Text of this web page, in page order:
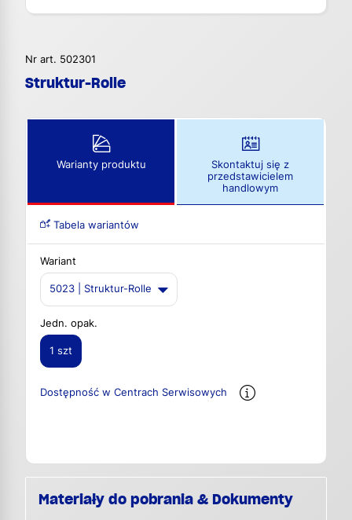
Nr art. 502301
Struktur-Rolle
Warianty produktu
Skontaktuj się z
przedstawicielem
handlowym
Tabela wariantów
Wariant
5023 | Struktur-Rolle
Jedn. opak.
1 szt
Dostępność w Centrach Serwisowych
Materiały do pobrania & Dokumenty